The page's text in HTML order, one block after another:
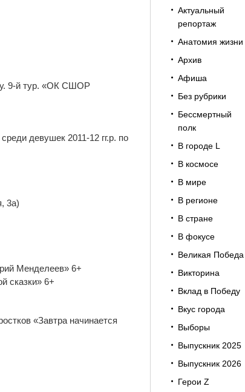
9-й тур. «ОК СШОР
девушек 2011-12 гг.р. по
3а)
Менделеев» 6+
сказки» 6+
«Завтра начинается
Актуальный
репортаж
Анатомия жизни
Архив
Афиша
Без рубрики
Бессмертный
полк
В городе L
В космосе
В мире
В регионе
В стране
В фокусе
Великая Победа
Викторина
Вклад в Победу
Вкус города
Выборы
Выпускник 2025
Выпускник 2026
Герои Z